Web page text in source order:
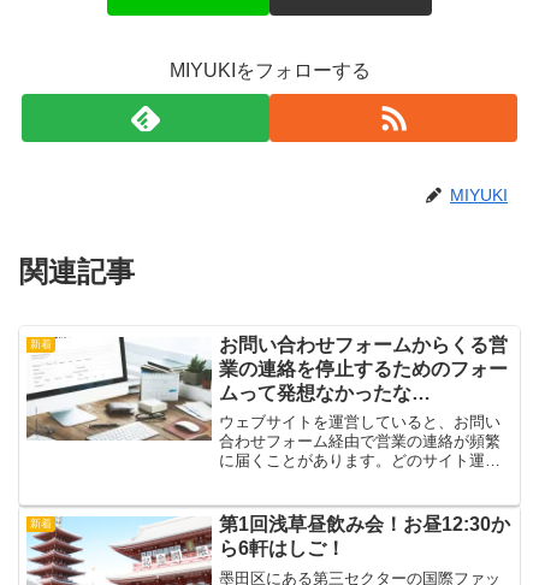
MIYUKIをフォローする
MIYUKI
関連記事
新着
お問い合わせフォームからくる営
業の連絡を停止するためのフォー
ムって発想なかったな…
ウェブサイトを運営していると、お問い
合わせフォーム経由で営業の連絡が頻繁
に届くことがあります。どのサイト運営
思います。そんな中、ある営業連絡で驚
かされる出来事がありました...
新着
第1回浅草昼飲み会！お昼12:30か
ら6軒はしご！
墨田区にある第三セクターの国際ファッ